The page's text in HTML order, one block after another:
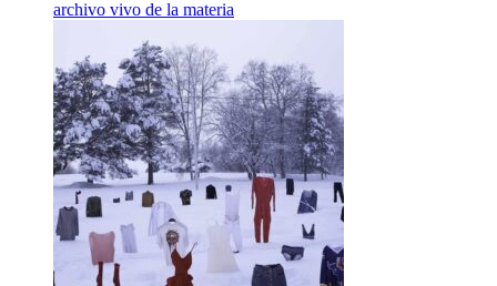
archivo vivo de la materia